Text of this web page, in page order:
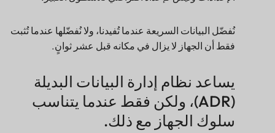
نُفضّل البيانات السريعة عندما تُفيدنا، ولا نُفضّلها عندما تُثبت
فقط أن الجهاز لا يزال في مكانه قبل عشر ثوانٍ.
يساعد نظام إدارة البيانات البديلة
(ADR)، ولكن فقط عندما يتناسب
سلوك الجهاز مع ذلك.